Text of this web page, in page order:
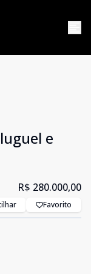
e
R$ 280.000,00
Favorito